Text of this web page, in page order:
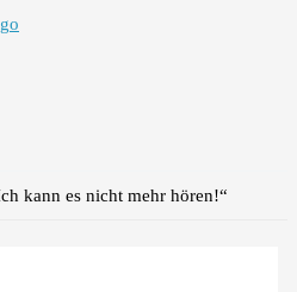
kann es nicht mehr hören!“